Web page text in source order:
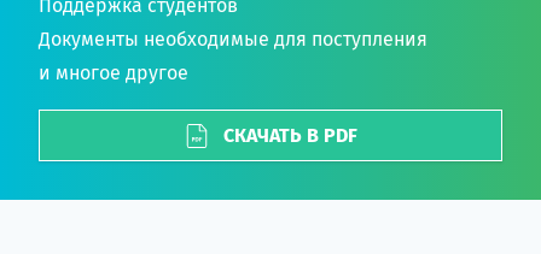
Поддержка студентов
Документы необходимые для поступления
и многое другое
СКАЧАТЬ В PDF